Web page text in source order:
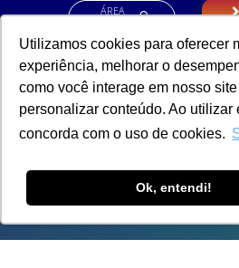
Utilizamos cookies para oferecer
experiência, melhorar o
como você interage em nosso
personalizar conteúdo. Ao utilizar
concorda com o uso de cookies.
Ok, entendi!
ÁREA
PORTARIA -
REITORIA